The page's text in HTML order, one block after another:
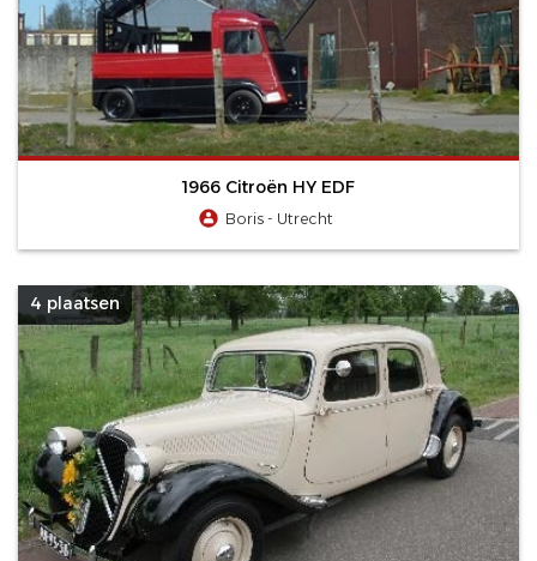
1966 Citroën HY EDF
Boris - Utrecht
4 plaatsen